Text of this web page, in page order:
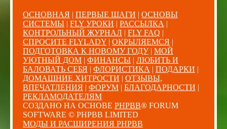
ОСНОВНАЯ | ПЕРВЫЕ ШАГИ | ОСНОВЫ
СИСТЕМЫ | FLY УРОКИ | РАССЫЛКА |
КОНТРОЛЬНЫЙ ЖУРНАЛ | FLY FAQ |
СПРОСИТЕ FLYLADY | ОКРЫЛЯЕМСЯ |
ПОДГОТОВКА К НОВОМУ ГОДУ| МОЙ
УЮТНЫЙ ДОМ | ФИНАНСЫ | ЛЮБИТЬ И
БАЛОВАТЬ СЕБЯ | ФЛОРИСТИКА | ПОДАРКИ |
ДОМАШНИЕ ХИТРОСТИ | ОТЗЫВЫ,
ВПЕЧАТЛЕНИЯ | ФОРУМ | БЛАГОДАРНОСТИ |
РЕКЛАМОДАТЕЛЯМ
СОЗДАНО НА ОСНОВЕ PHPBB® FORUM
SOFTWARE © PHPBB LIMITED
МОДЫ И РАСШИРЕНИЯ PHPBB